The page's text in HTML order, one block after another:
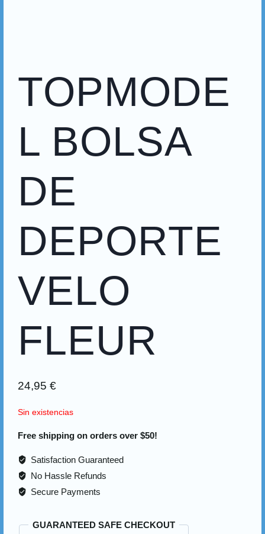
TOPMODE
L BOLSA
DE
DEPORTE
VELO
FLEUR
24,95 €
Sin existencias
Free shipping on orders over $50!
Satisfaction Guaranteed
No Hassle Refunds
Secure Payments
GUARANTEED SAFE CHECKOUT